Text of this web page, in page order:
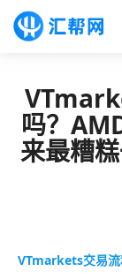
吗？
来最糟
VTmarkets交易